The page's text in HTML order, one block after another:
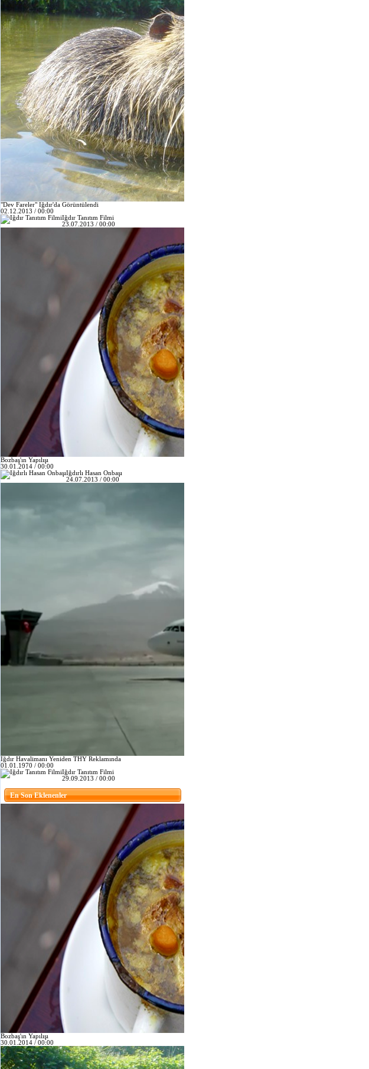
"Dev Fareler" Iğdır'da Görüntülendi
02.12.2013 / 00:00
Iğdır Tanıtım Filmi
23.07.2013 / 00:00
Bozbaş'ın Yapılışı
30.01.2014 / 00:00
Iğdırlı Hasan Onbaşı
24.07.2013 / 00:00
Iğdır Havalimanı Yeniden THY Reklamında
01.01.1970 / 00:00
Iğdır Tanıtım Filmi
29.09.2013 / 00:00
En Son Eklenenler
Bozbaş'ın Yapılışı
30.01.2014 / 00:00